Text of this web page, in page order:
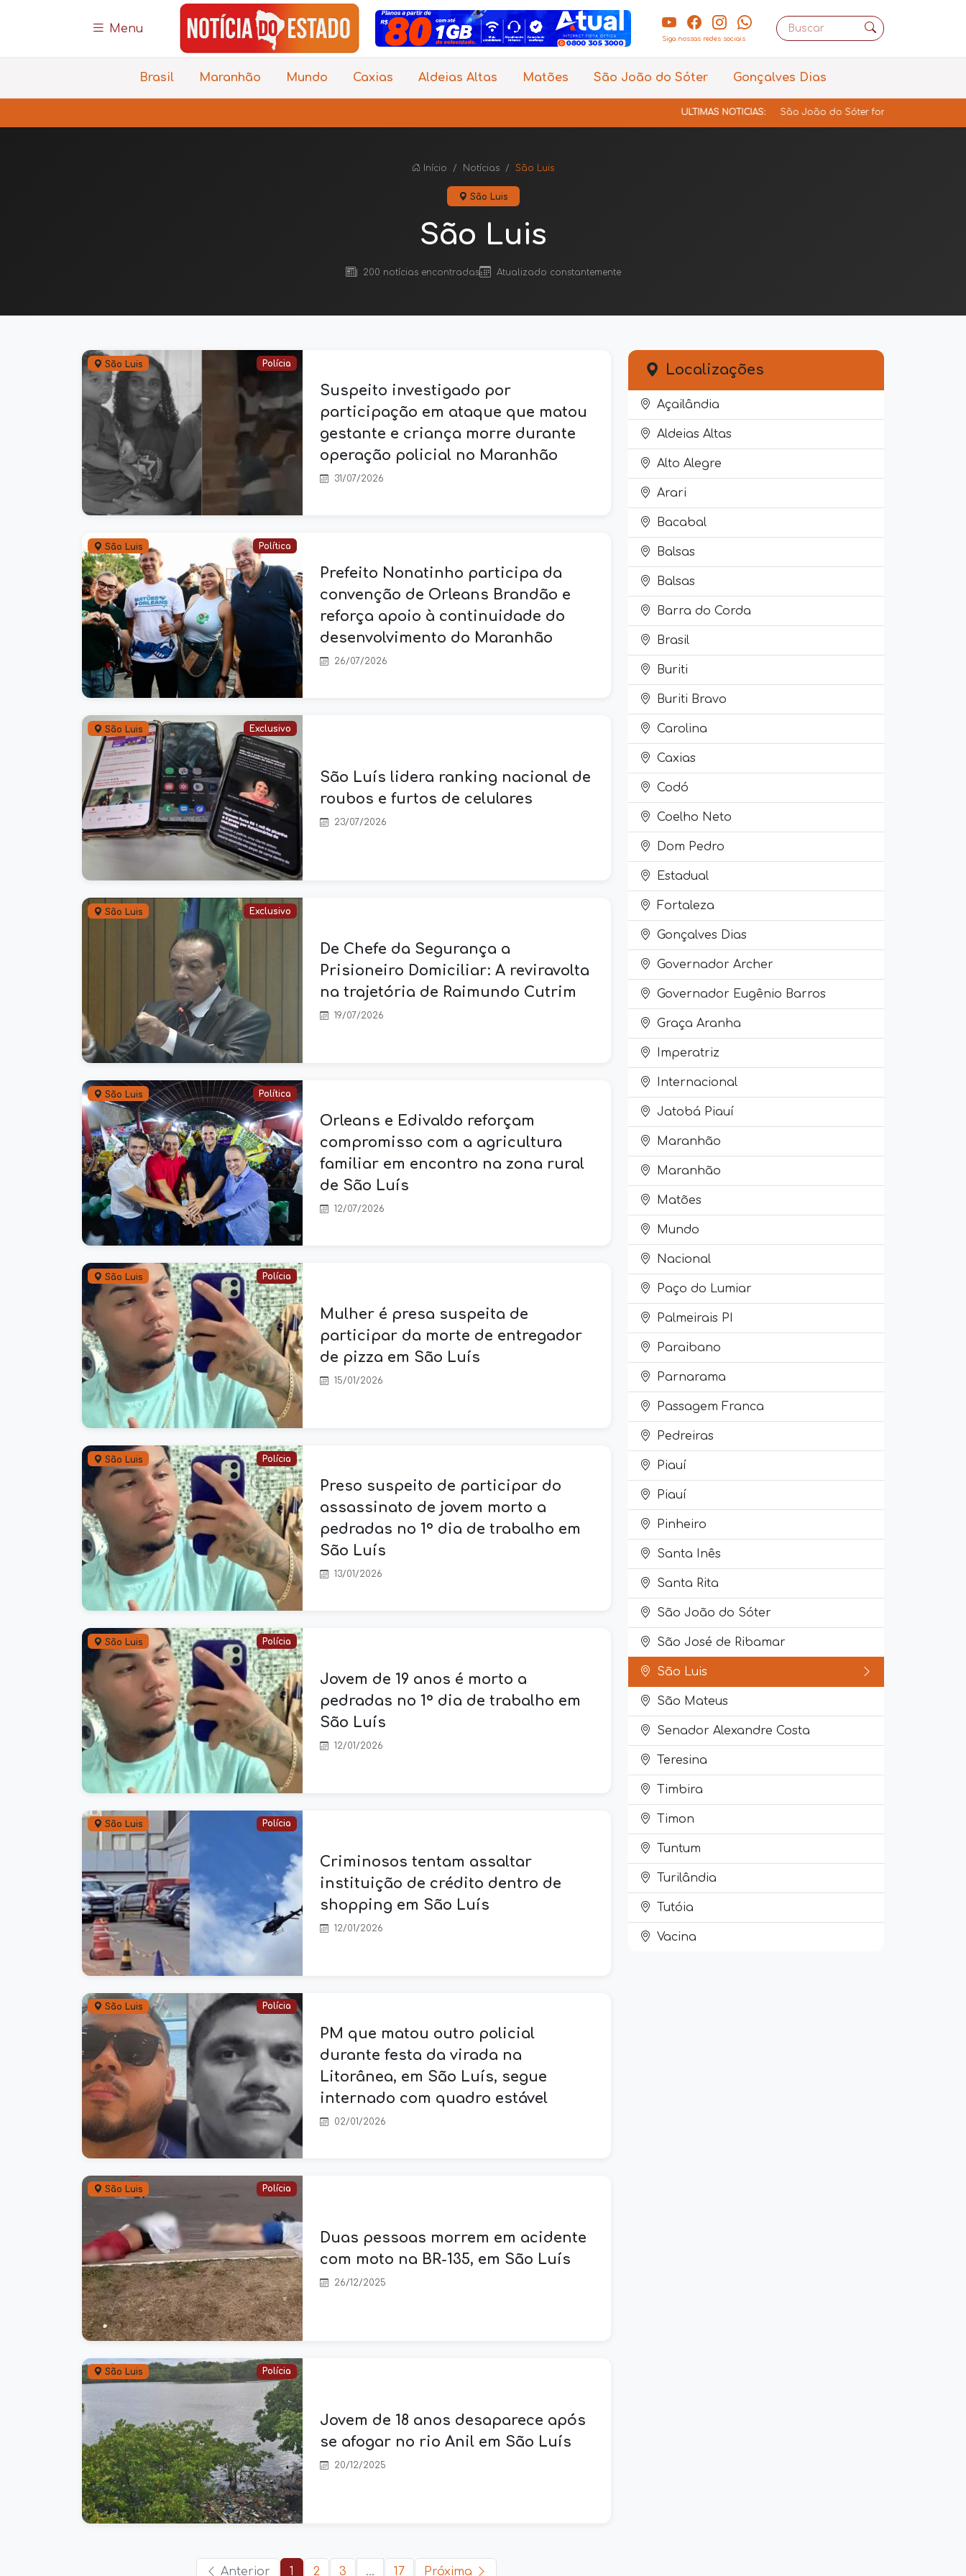
Menu
Siga nossas redes sociais
Brasil Maranhão Mundo Caxias Aldeias Altas Matões São João do Sóter Gonçalves Dias
ÚLTIMAS NOTÍCIAS: São João do Sóter fortalece gestão educacional
Início Notícias São Luis
São Luis
São Luis
200 notícias encontradas Atualizado constantemente
São Luis Polícia
Suspeito investigado por
participação em ataque que matou
gestante e criança morre durante
operação policial no Maranhão
31/07/2026
São Luis Política
Prefeito Nonatinho participa da
convenção de Orleans Brandão e
reforça apoio à continuidade do
desenvolvimento do Maranhão
26/07/2026
São Luis Exclusivo
São Luís lidera ranking nacional de
roubos e furtos de celulares
23/07/2026
São Luis Exclusivo
De Chefe da Segurança a
Prisioneiro Domiciliar: A reviravolta
na trajetória de Raimundo Cutrim
19/07/2026
São Luis Política
Orleans e Edivaldo reforçam
compromisso com a agricultura
familiar em encontro na zona rural
de São Luís
12/07/2026
São Luis Polícia
Mulher é presa suspeita de
participar da morte de entregador
de pizza em São Luís
15/01/2026
São Luis Polícia
Preso suspeito de participar do
assassinato de jovem morto a
pedradas no 1° dia de trabalho em
São Luís
13/01/2026
São Luis Polícia
Jovem de 19 anos é morto a
pedradas no 1° dia de trabalho em
São Luís
12/01/2026
São Luis Polícia
Criminosos tentam assaltar
instituição de crédito dentro de
shopping em São Luís
12/01/2026
São Luis Polícia
PM que matou outro policial
durante festa da virada na
Litorânea, em São Luís, segue
internado com quadro estável
02/01/2026
São Luis Polícia
Duas pessoas morrem em acidente
com moto na BR-135, em São Luís
26/12/2025
São Luis Polícia
Jovem de 18 anos desaparece após
se afogar no rio Anil em São Luís
20/12/2025
Anterior 1 2 3 ... 17 Próxima
Localizações
Açailândia
Aldeias Altas
Alto Alegre
Arari
Bacabal
Balsas
Balsas
Barra do Corda
Brasil
Buriti
Buriti Bravo
Carolina
Caxias
Codó
Coelho Neto
Dom Pedro
Estadual
Fortaleza
Gonçalves Dias
Governador Archer
Governador Eugênio Barros
Graça Aranha
Imperatriz
Internacional
Jatobá Piauí
Maranhão
Maranhão
Matões
Mundo
Nacional
Paço do Lumiar
Palmeirais PI
Paraibano
Parnarama
Passagem Franca
Pedreiras
Piauí
Piauí
Pinheiro
Santa Inês
Santa Rita
São João do Sóter
São José de Ribamar
São Luis
São Mateus
Senador Alexandre Costa
Teresina
Timbira
Timon
Tuntum
Turilândia
Tutóia
Vacina